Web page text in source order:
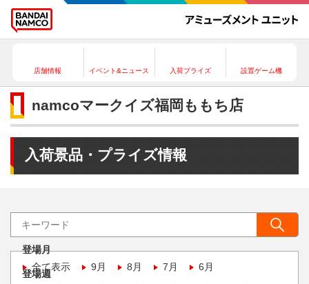
店舗情報 イベント&ニュース 入荷プライズ 設置ゲーム機
namcoマークイズ福岡ももち店
入荷景品・プライズ情報
登場月
全て表示
9月 8月 7月 6月
登場週